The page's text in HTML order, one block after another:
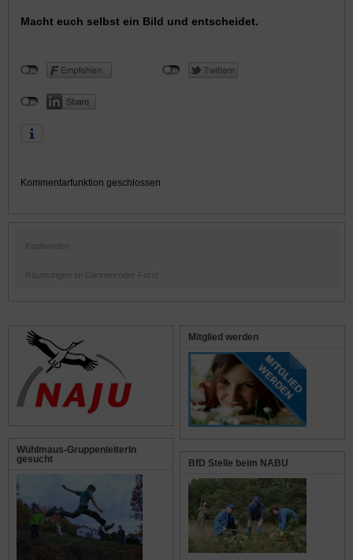
Macht euch selbst ein Bild und entscheidet.
Kommentarfunktion geschlossen
Kopfweiden
Räumungen im Dannenröder Forst
Mitglied werden
BfD Stelle beim NABU
Wühlmaus-GruppenleiterIn
gesucht